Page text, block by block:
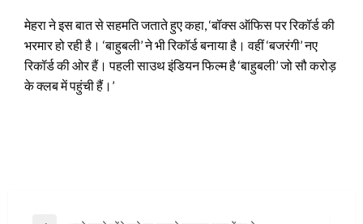
मेहरा ने इस बात से सहमति जताते हुए कहा, ‘बॉक्स ऑफिस पर रिकॉर्ड की
भरमार हो रही है। ‘बाहुबली’ ने भी रिकॉर्ड बनाया है। वहीं ‘बजरंगी’ नए
रिकॉर्ड की ओर हैं। पहली साउथ इंडियन फिल्म है ‘बाहुबली’ जो सौ करोड़
के क्लब में पहुंची हैं।’